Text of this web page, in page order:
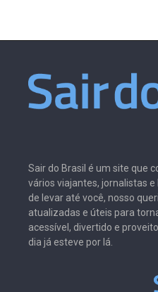
Sair do Brasil é um site que
vários viajantes, jornalistas
de levar até você, nosso
atualizadas e úteis para
acessível, divertido e
dia já esteve por lá.